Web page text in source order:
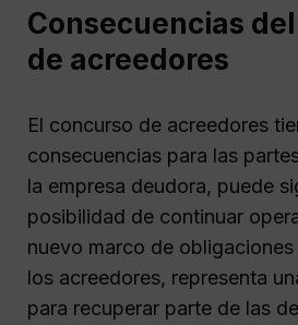
Consecuencias
de acreedores
El concurso de acreedores
consecuencias para las
la empresa deudora, puede
posibilidad de continuar
nuevo marco de
los acreedores, representa
para recuperar parte de las